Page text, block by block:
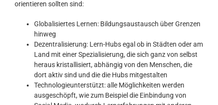
orientieren sollten sind:
Globalisiertes Lernen: Bildungsaustausch über Grenzen
hinweg
Dezentralisierung: Lern-Hubs egal ob in Städten oder am
Land mit einer Spezialisierung, die sich ganz von selbst
heraus kristallisiert, abhängig von den Menschen, die
dort aktiv sind und die die Hubs mitgestalten
Technologieunterstützt: alle Möglichkeiten werden
ausgeschöpft, wie zum Beispiel die Einbindung von